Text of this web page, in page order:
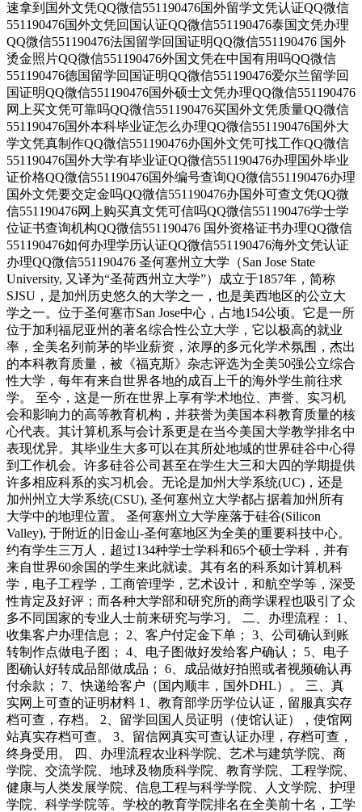
速拿到国外文凭QQ微信551190476国外留学文凭认证QQ微信
551190476国外文凭回国认证QQ微信551190476泰国文凭办理
QQ微信551190476法国留学回国证明QQ微信551190476 国外
烫金照片QQ微信551190476外国文凭在中国有用吗QQ微信
551190476德国留学回国证明QQ微信551190476爱尔兰留学回
国证明QQ微信551190476国外硕士文凭办理QQ微信551190476
网上买文凭可靠吗QQ微信551190476买国外文凭质量QQ微信
551190476国外本科毕业证怎么办理QQ微信551190476国外大
学文凭真制作QQ微信551190476办国外文凭可找工作QQ微信
551190476国外大学有毕业证QQ微信551190476办理国外毕业
证价格QQ微信551190476国外编号查询QQ微信551190476办理
国外文凭要交定金吗QQ微信551190476办国外可查文凭QQ微
信551190476网上购买真文凭可信吗QQ微信551190476学士学
位证书查询机构QQ微信551190476 国外资格证书办理QQ微信
551190476如何办理学历认证QQ微信551190476海外文凭认证
办理QQ微信551190476 圣何塞州立大学（San Jose State
University, 又译为“圣荷西州立大学”）成立于1857年，简称
SJSU，是加州历史悠久的大学之一，也是美西地区的公立大
学之一。位于圣何塞市San Jose中心，占地154公顷。它是一所
位于加利福尼亚州的著名综合性公立大学，它以极高的就业
率，全美名列前茅的毕业薪资，浓厚的多元化学术氛围，杰出
的本科教育质量，被《福克斯》杂志评选为全美50强公立综合
性大学，每年有来自世界各地的成百上千的海外学生前往求
学。 至今，这是一所在世界上享有学术地位、声誉、实习机
会和影响力的高等教育机构，并获誉为美国本科教育质量的核
心代表。其计算机系与会计系更是在当今美国大学教学排名中
表现优异。其毕业生大多可以在其所处地域的世界硅谷中心得
到工作机会。许多硅谷公司甚至在学生大三和大四的学期提供
许多相应科系的实习机会。无论是加州大学系统(UC)，还是
加州州立大学系统(CSU), 圣何塞州立大学都占据着加州所有
大学中的地理位置。 圣何塞州立大学座落于硅谷(Silicon
Valley), 于附近的旧金山-圣何塞地区为全美的重要科技中心。
约有学生三万人，超过134种学士学科和65个硕士学科，并有
来自世界60余国的学生来此就读。其有名的科系如计算机科
学，电子工程学，工商管理学，艺术设计，和航空学等，深受
性肯定及好评；而各种大学部和研究所的商学课程也吸引了众
多不同国家的专业人士前来研究与学习。 二、办理流程： 1、
收集客户办理信息； 2、客户付定金下单； 3、公司确认到账
转制作点做电子图； 4、电子图做好发给客户确认； 5、电子
图确认好转成品部做成品； 6、成品做好拍照或者视频确认再
付余款； 7、快递给客户（国内顺丰，国外DHL）。 三、真
实网上可查的证明材料 1、教育部学历学位认证，留服真实存
档可查，存档。 2、留学回国人员证明（使馆认证），使馆网
站真实存档可查。 3、留信网真实可查认证办理，存档可查，
终身受用。 四、办理流程农业科学院、艺术与建筑学院、商
学院、交流学院、地球及物质科学院、教育学院、工程学院、
健康与人类发展学院、信息工程与科学学院、人文学院、护理
学院、科学学院等。学校的教育学院排名在全美前十名，工学